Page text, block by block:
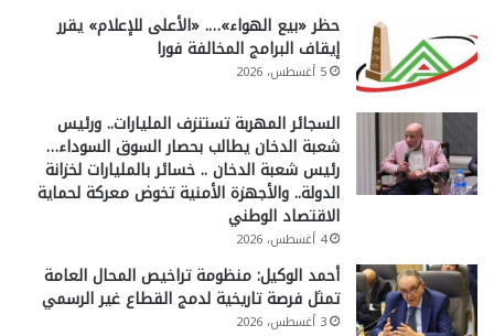
حظر «بيع الهواء»…. «الأعلى للإعلام» يقرر
إيقاف البرامج المخالفة فورا
5 أغسطس، 2026
السجائر المهربة تستنزف المليارات.. ورئيس
شعبة الدخان يطالب بحصار السوق السوداء…
رئيس شعبة الدخان .. خسائر بالمليارات لخزانة
الدولة.. والأجهزة الأمنية تخوض معركة لحماية
الاقتصاد الوطني
4 أغسطس، 2026
أحمد الوكيل: منظومة تراخيص المحال العامة
تمثل فرصة تاريخية لدمج القطاع غير الرسمي
3 أغسطس، 2026